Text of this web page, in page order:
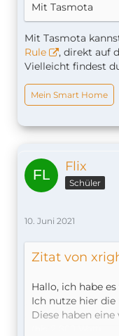
Mit Tasmota
Mit Tasmota
Rule
, direkt auf
Vielleicht findest
Mein Smart Home
Flix
Schüler
10. Juni 2021
Zitat von
Hallo, ich habe
Ich nutze hier die
Diese haben